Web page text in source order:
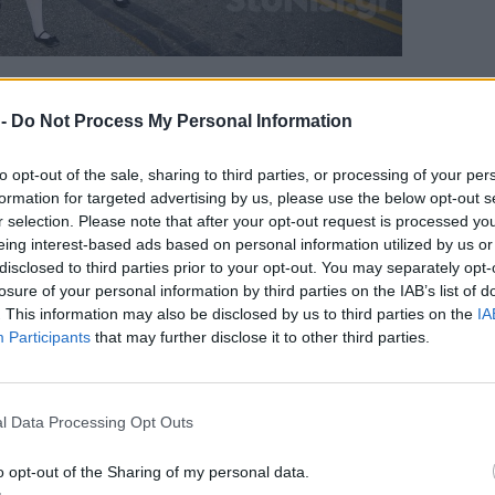
Do Not Process My Personal Information
opt-out of the sale, sharing to third parties, or processing of your
for targeted advertising by us, please use the below opt-out
selection. Please note that after your opt-out request is processed
interest-based ads based on personal information utilized by us
to third parties prior to your opt-out. You may separately
of your personal information by third parties on the IAB’s list of
This information may also be disclosed by us to third parties on the
Participants that may further disclose it to other third parties.
Data Processing Opt Outs
opt-out of the Sharing of my personal data.
της Μυτιλήνης και των γύρω χωριών βρέθηκε
για να παρακολουθήσει την παρέλαση
Αγωνιστών της Εθνικής Αντίστασης,
συλλόγων, των μαθητών και
και Δευτεροβάθμιας Εκπαίδευσης και
οργανώσεων, οδηγών και
η εντυπωσιακή παρέλαση των